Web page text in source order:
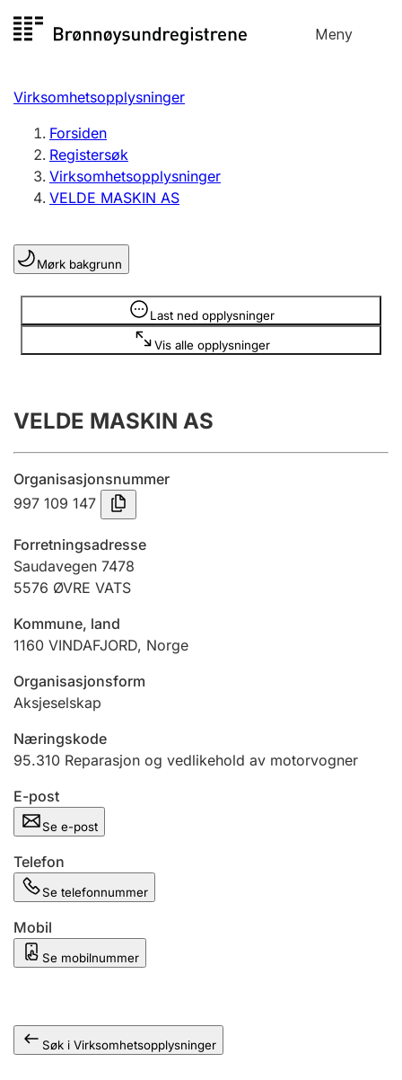
til
Meny
Registersøk
Aksjeselskap
Enkeltpersonforetak
Registrere, endre, slette
Lag og forening
Registrere, endre, slette
Innsending og forsinkelsesgebyr
Tinglysing
Jeger
Ektepaktveileder
Offentlig sektor
Andre tema
Virksomhetsopplysninger
Forsiden
Registersøk
Virksomhetsopplysninger
VELDE MASKIN AS
Mørk bakgrunn
Last ned opplysninger
Vis alle opplysninger
Opplysninger er skjult
VELDE MASKIN AS
Organisasjonsnummer
997 109 147
Forretningsadresse
Saudavegen 7478
5576 ØVRE VATS
Kommune, land
1160 VINDAFJORD, Norge
Organisasjonsform
Aksjeselskap
Næringskode
95.310 Reparasjon og vedlikehold av motorvogner
E-post
Se e-post
Telefon
Se telefonnummer
Mobil
Se mobilnummer
Søk i Virksomhetsopplysninger